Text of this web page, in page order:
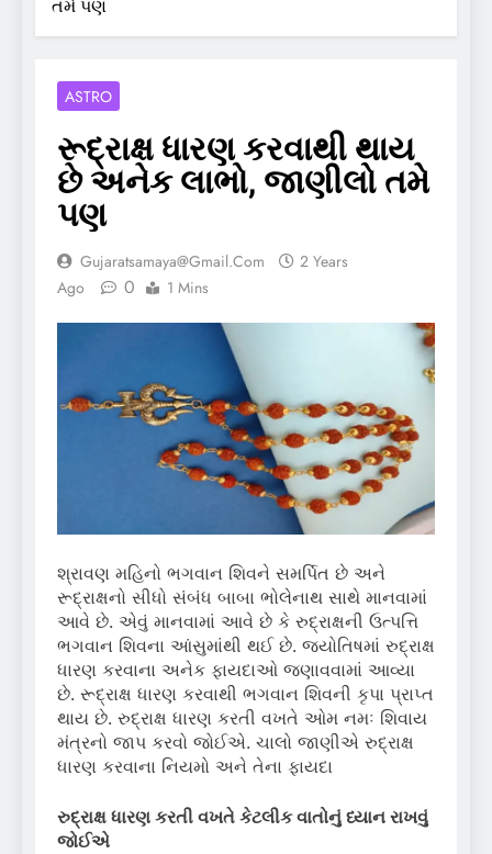
તમે પણ
ASTRO
રૂદ્રાક્ષ ધારણ કરવાથી થાય
છે અનેક લાભો, જાણીલો તમે
પણ
Gujaratsamaya@gmail.com
2 Years
Ago
0 1 Mins
શ્રાવણ મહિનો ભગવાન શિવને સમર્પિત છે અને
રૂદ્રાક્ષનો સીધો સંબંધ બાબા ભોલેનાથ સાથે માનવામાં
આવે છે. એવું માનવામાં આવે છે કે રુદ્રાક્ષની ઉત્પત્તિ
ભગવાન શિવના આંસુમાંથી થઈ છે. જ્યોતિષમાં રુદ્રાક્ષ
ધારણ કરવાના અનેક ફાયદાઓ જણાવવામાં આવ્યા
છે. રૂદ્રાક્ષ ધારણ કરવાથી ભગવાન શિવની કૃપા પ્રાપ્ત
થાય છે. રુદ્રાક્ષ ધારણ કરતી વખતે ઓમ નમઃ શિવાય
મંત્રનો જાપ કરવો જોઈએ. ચાલો જાણીએ રુદ્રાક્ષ
ધારણ કરવાના નિયમો અને તેના ફાયદા
રુદ્રાક્ષ ધારણ કરતી વખતે કેટલીક વાતોનું ધ્યાન રાખવું
જોઈએ